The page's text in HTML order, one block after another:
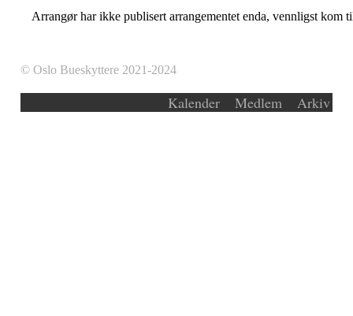
Arrangør har ikke publisert arrangementet enda, vennligst kom
© Oslo Bueskyttere 2021-2024
Kalender Medlem Arkiv